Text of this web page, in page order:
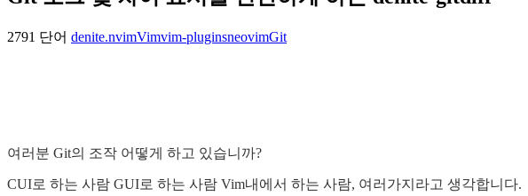
2791 단어 denite.nvimVimvim-pluginsneovimGit
여러분 Git의 조작 어떻게 하고 있습니까?
CUI로 하는 사람 GUI로 하는 사람 Vim내에서 하는 사람, 여러가지라고 생각합니다.